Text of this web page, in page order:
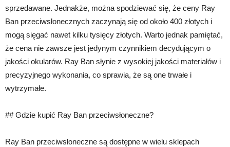
sprzedawane. Jednakże, można spodziewać się, że ceny Ray
Ban przeciwsłonecznych zaczynają się od około 400 złotych i
mogą sięgać nawet kilku tysięcy złotych. Warto jednak pamiętać,
że cena nie zawsze jest jedynym czynnikiem decydującym o
jakości okularów. Ray Ban słynie z wysokiej jakości materiałów i
precyzyjnego wykonania, co sprawia, że są one trwałe i
wytrzymałe.
## Gdzie kupić Ray Ban przeciwsłoneczne?
Ray Ban przeciwsłoneczne są dostępne w wielu sklepach